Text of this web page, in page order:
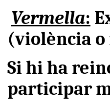
Vermella:
(violència o
Si hi ha
participar